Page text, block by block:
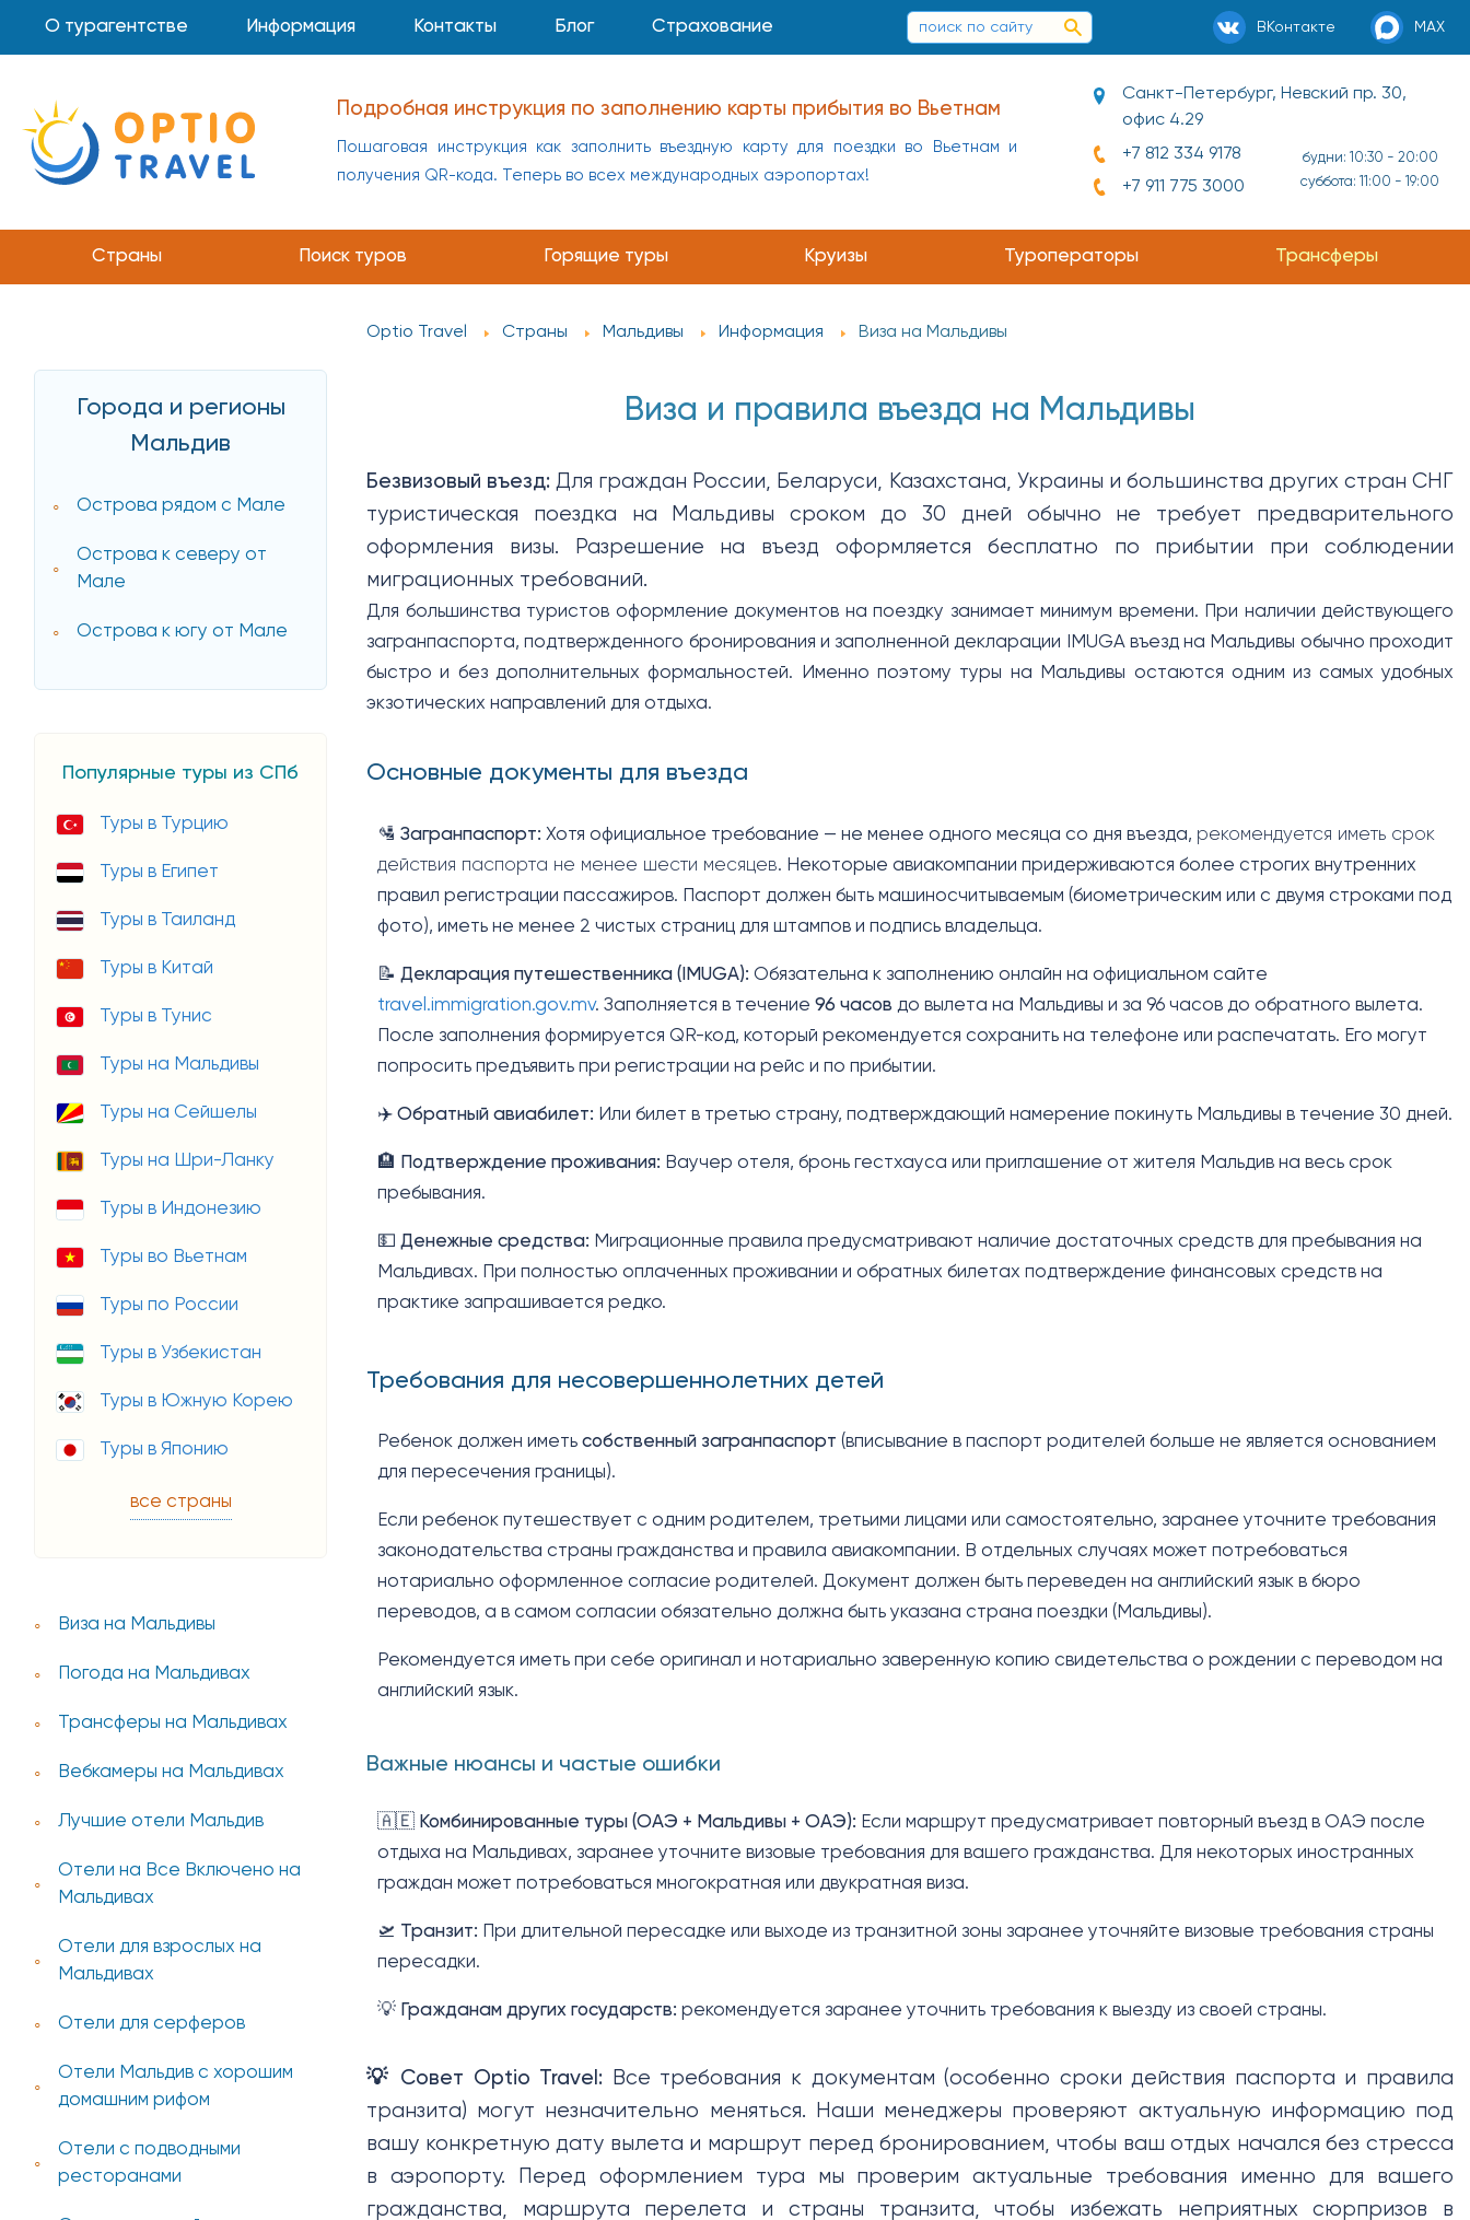
О турагентстве Информация Контакты Блог Страхование ВКонтакте MAX
Подробная инструкция по заполнению карты прибытия во Вьетнам
Пошаговая инструкция как заполнить въездную карту для поездки во Вьетнам и
получения QR-кода. Теперь во всех международных аэропортах!
Санкт-Петербург, Невский пр. 30,
офис 4.29
+7 812 334 9178
+7 911 775 3000
будни: 10:30 - 20:00
суббота: 11:00 - 19:00
Страны Поиск туров Горящие туры Круизы Туроператоры Трансферы
Города и регионы
Мальдив
Острова рядом с Мале
Острова к северу от
Мале
Острова к югу от Мале
Популярные туры из СПб
Туры в Турцию
Туры в Египет
Туры в Таиланд
Туры в Китай
Туры в Тунис
Туры на Мальдивы
Туры на Сейшелы
Туры на Шри-Ланку
Туры в Индонезию
Туры во Вьетнам
Туры по России
Туры в Узбекистан
Туры в Южную Корею
Туры в Японию
все страны
Виза на Мальдивы
Погода на Мальдивах
Трансферы на Мальдивах
Вебкамеры на Мальдивах
Лучшие отели Мальдив
Отели на Все Включено на
Мальдивах
Отели для взрослых на
Мальдивах
Отели для серферов
Отели Мальдив с хорошим
домашним рифом
Отели с подводными
ресторанами
Optio Travel Страны Мальдивы Информация Виза на Мальдивы
Виза и правила въезда на Мальдивы
Безвизовый въезд: Для граждан России, Беларуси, Казахстана, Украины и большинства других стран СНГ
туристическая поездка на Мальдивы сроком до 30 дней обычно не требует предварительного
оформления визы. Разрешение на въезд оформляется бесплатно по прибытии при соблюдении
миграционных требований.
Для большинства туристов оформление документов на поездку занимает минимум времени. При наличии действующего
загранпаспорта, подтвержденного бронирования и заполненной декларации IMUGA въезд на Мальдивы обычно проходит
быстро и без дополнительных формальностей. Именно поэтому туры на Мальдивы остаются одним из самых удобных
экзотических направлений для отдыха.
Основные документы для въезда
🛂Загранпаспорт: Хотя официальное требование — не менее одного месяца со дня въезда, рекомендуется иметь срок
действия паспорта не менее шести месяцев. Некоторые авиакомпании придерживаются более строгих внутренних
правил регистрации пассажиров. Паспорт должен быть машиносчитываемым (биометрическим или с двумя строками под
фото), иметь не менее 2 чистых страниц для штампов и подпись владельца.
📝Декларация путешественника (IMUGA): Обязательна к заполнению онлайн на официальном сайте
travel.immigration.gov.mv. Заполняется в течение96 часов до вылета на Мальдивы и за 96 часов до обратного вылета.
После заполнения формируется QR-код, который рекомендуется сохранить на телефоне или распечатать. Его могут
попросить предъявить при регистрации на рейс и по прибытии.
✈️Обратный авиабилет: Или билет в третью страну, подтверждающий намерение покинуть Мальдивы в течение 30 дней.
🏨 Подтверждение проживания: Ваучер отеля, бронь гестхауса или приглашение от жителя Мальдив на весь срок
пребывания.
💵Денежные средства: Миграционные правила предусматривают наличие достаточных средств для пребывания на
Мальдивах. При полностью оплаченных проживании и обратных билетах подтверждение финансовых средств на
практике запрашивается редко.
Требования для несовершеннолетних детей
Ребенок должен иметьсобственный загранпаспорт (вписывание в паспорт родителей больше не является основанием
для пересечения границы).
Если ребенок путешествует с одним родителем, третьими лицами или самостоятельно, заранее уточните требования
законодательства страны гражданства и правила авиакомпании. В отдельных случаях может потребоваться
нотариально оформленное согласие родителей. Документ должен быть переведен на английский язык в бюро
переводов, а в самом согласии обязательно должна быть указана страна поездки (Мальдивы).
Рекомендуется иметь при себе оригинал и нотариально заверенную копию свидетельства о рождении с переводом на
английский язык.
Важные нюансы и частые ошибки
🇦🇪 Комбинированные туры (ОАЭ + Мальдивы + ОАЭ): Если маршрут предусматривает повторный въезд в ОАЭ после
отдыха на Мальдивах, заранее уточните визовые требования для вашего гражданства. Для некоторых иностранных
граждан может потребоваться многократная или двукратная виза.
🛫 Транзит: При длительной пересадке или выходе из транзитной зоны заранее уточняйте визовые требования страны
пересадки.
💡 Гражданам других государств: рекомендуется заранее уточнить требования к выезду из своей страны.
💡 Совет Optio Travel: Все требования к документам (особенно сроки действия паспорта и правила
транзита) могут незначительно меняться. Наши менеджеры проверяют актуальную информацию под
вашу конкретную дату вылета и маршрут перед бронированием, чтобы ваш отдых начался без стресса
в аэропорту. Перед оформлением тура мы проверим актуальные требования именно для вашего
гражданства, маршрута перелета и страны транзита, чтобы избежать неприятных сюрпризов в